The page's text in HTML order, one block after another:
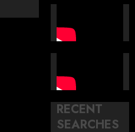
RECENT
SEARCHES